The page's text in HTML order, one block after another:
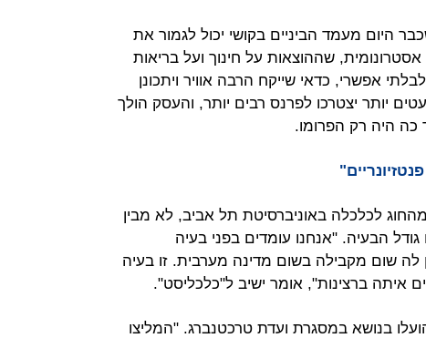
היום מעמד הביניים בקושי יכול לגמור את
שההוצאות על חינוך ועל בריאות
אפשרי, כדאי שייקח הרבה אוויר ויתכונן
יותר יצטרכו לפרנס רבים יותר, והעסק הולך
כה היה רק הפרומו.
לכלכלה באוניברסיטת תל אביב, לא מבין
הבעיה. "אנחנו עומדים בפני בעיה
שום מקבילה בשום מדינה מערבית. זו בעיה
איתה ברצינות", אומר ישיב ל"כלכליסט".
בנושא במסגרת ועדת טרכטנברג. "המליצו